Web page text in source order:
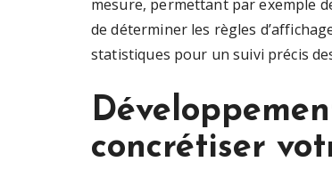
mesure, permettant par exemple
de déterminer les règles
statistiques pour un suivi précis
concrétiser